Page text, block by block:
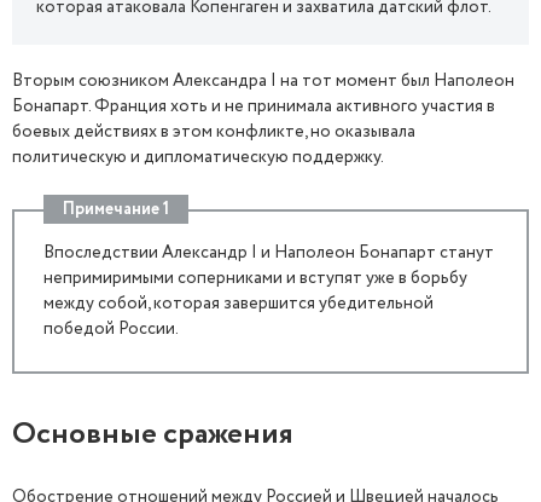
которая атаковала Копенгаген и захватила датский флот.
Вторым союзником Александра I на тот момент был Наполеон
Бонапарт. Франция хоть и не принимала активного участия в
боевых действиях в этом конфликте, но оказывала
политическую и дипломатическую поддержку.
Примечание 1
Впоследствии Александр I и Наполеон Бонапарт станут
непримиримыми соперниками и вступят уже в борьбу
между собой, которая завершится убедительной
победой России.
Основные сражения
Обострение отношений между Россией и Швецией началось